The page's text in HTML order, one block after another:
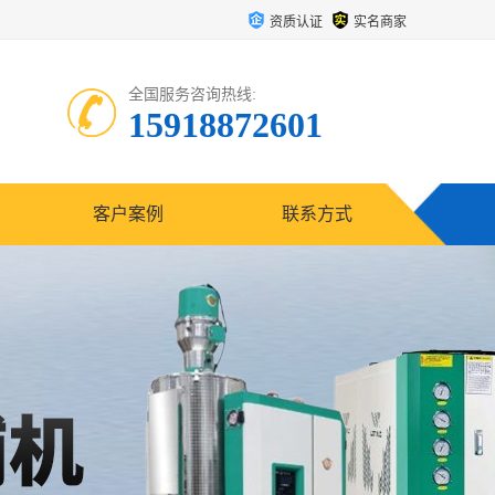
资质认证 实名商家
全国服务咨询热线:
15918872601
客户案例 联系方式